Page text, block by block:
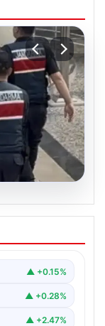
▲ +0.15%
▲ +0.28%
▲ +2.47%